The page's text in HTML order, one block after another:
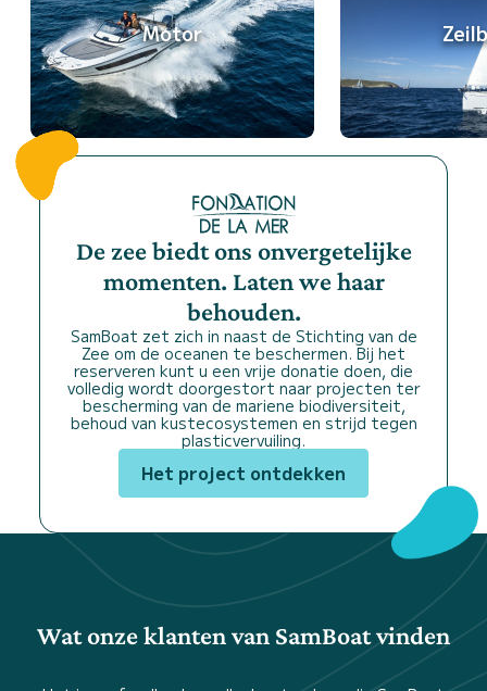
Motor
De zee biedt ons onvergetelijke
momenten. Laten we haar
behouden.
SamBoat zet zich in naast de Stichting van de
Zee om de oceanen te beschermen. Bij het
reserveren kunt u een vrije donatie doen, die
volledig wordt doorgestort naar projecten ter
bescherming van de mariene biodiversiteit,
behoud van kustecosystemen en strijd tegen
plasticvervuiling.
Het project ontdekken
Wat onze klanten van SamBoat vinden